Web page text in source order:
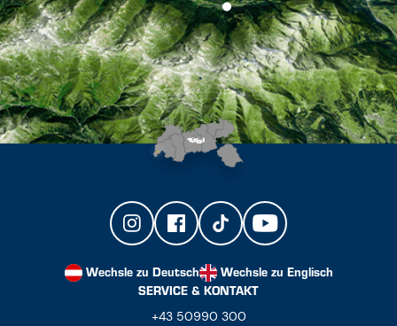
Wechsle zu Deutsch
Wechsle zu Englisch
SERVICE & KONTAKT
+43 50990 300